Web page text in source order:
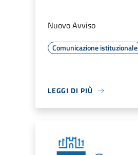
Nuovo Avviso
Comunicazione istituzionale
LEGGI DI PIÙ